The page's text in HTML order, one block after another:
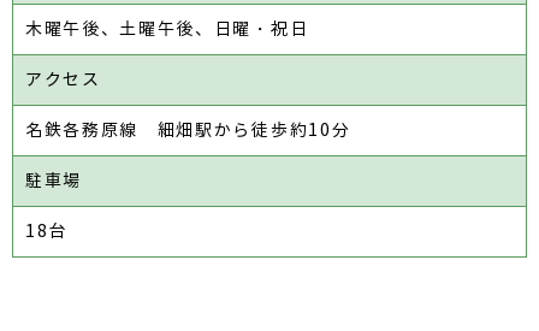
木曜午後、土曜午後、日曜・祝日
アクセス
名鉄各務原線 細畑駅から徒歩約10分
駐車場
18台